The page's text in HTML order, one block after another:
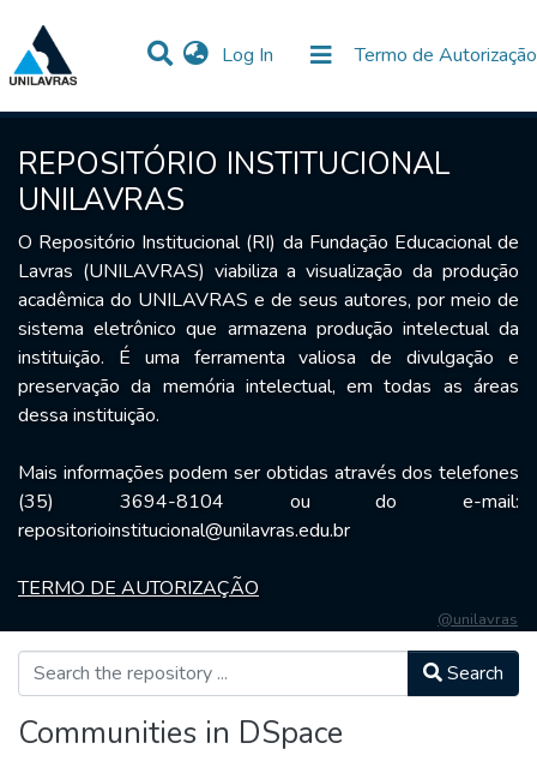
Log In (current) Termo de Autorização
Communities & Collections
All of DSpace
Statistics
REPOSITÓRIO INSTITUCIONAL
UNILAVRAS
O Repositório Institucional (RI) da Fundação Educacional de
Lavras (UNILAVRAS) viabiliza a visualização da produção
acadêmica do UNILAVRAS e de seus autores, por meio de
sistema eletrônico que armazena produção intelectual da
instituição. É uma ferramenta valiosa de divulgação e
preservação da memória intelectual, em todas as áreas
dessa instituição.
Mais informações podem ser obtidas através dos telefones
(35) 3694-8104 ou do e-mail:
repositorioinstitucional@unilavras.edu.br
TERMO DE AUTORIZAÇÃO
@unilavras
Search
Communities in DSpace